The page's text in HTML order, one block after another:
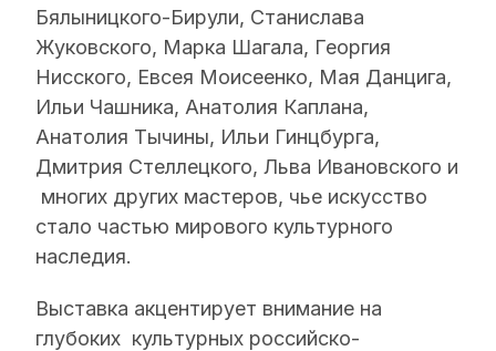
Бялыницкого-Бирули, Станислава
Жуковского, Марка Шагала, Георгия
Нисского, Евсея Моисеенко, Мая Данцига,
Ильи Чашника, Анатолия Каплана,
Анатолия Тычины, Ильи Гинцбурга,
Дмитрия Стеллецкого, Льва Ивановского и
многих других мастеров, чье искусство
стало частью мирового культурного
наследия.
Выставка акцентирует внимание на
глубоких культурных российско-